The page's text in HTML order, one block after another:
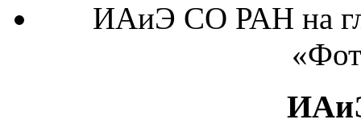
ИАиЭ СО РАН на